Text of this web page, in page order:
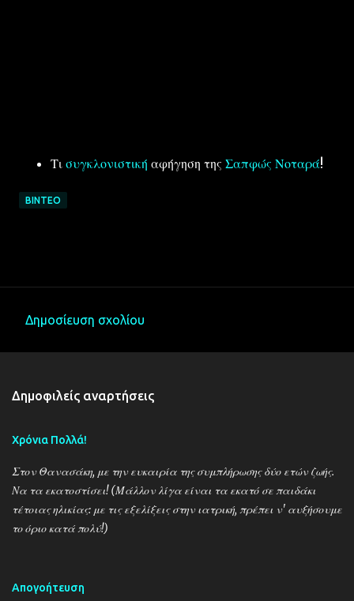
Τι συγκλονιστική αφήγηση της Σαπφώς Νοταρά!
ΒΊΝΤΕΟ
λ
α
Δημοσίευση σχολίου
Δημοφιλείς αναρτήσεις
Χρόνια Πολλά!
Στον Θανασάκη, με την ευκαιρία της συμπλήρωσης δύο ετών ζωής.
Να τα εκατοστίσει! (Μάλλον λίγα είναι τα εκατό σε παιδάκι
τέτοιας ηλικίας: με τις εξελίξεις στην ιατρική, πρέπει ν' αυξήσουμε
το όριο κατά πολύ!)
Απογοήτευση